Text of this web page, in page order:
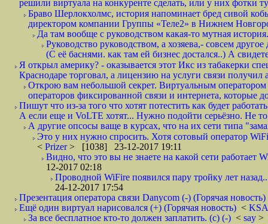
решили виртуала на конкуренте сделать, или у них фотки
Браво Шерлокхолмс, история напоминает бред сивой
директором компании Группы «Теле2» в Нижнем
Да там вообще с руководством какая-то мутная
Руководство руководством, а хозяева,- совсем
(С её баснями. как там ей бизнес достался..) А
Я открыл америку? - оказывается этот Икс из табакерки
Краснодаре торговал, а лицензию на услуги связи получил
Открою вам небольшой секрет. Виртуальным оператором
операторов фиксированной связи и интернета, которые
Пишут что из-за того что хотят потестить как будет
А если еще и VoLTE хотят... Нужно подойти серьёзно. Не
А другие опсосы ваще в курсах, что на их сети типа
Это у них нужно спросить. Хотя сотовый оператор
< Prizer> [1038] 23-12-2017 19:11
Видно, что это вы не знаете на какой сети
12-2017 02:18
Проводной WiFire появился пару тройку лет
24-12-2017 17:54
Презентация оператора связи Danycom (-) (Горячая новость)
Ещё один виртуал нарисовался (+) (Горячая новость) <
За все бесплатное кто-то должен заплатить. (с) (-) < say >